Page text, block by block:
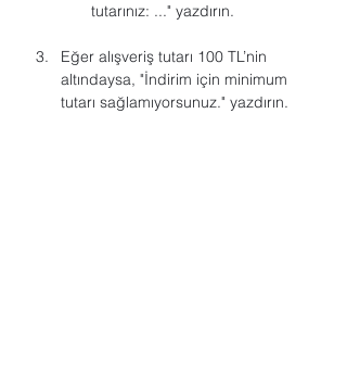
tutarınız: ..." yazdırın.
Eğer alışveriş tutarı 100 TL’nin
altındaysa, "İndirim için minimum
tutarı sağlamıyorsunuz." yazdırın.